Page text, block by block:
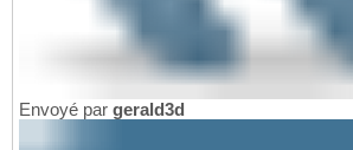
Envoyé par gerald3d